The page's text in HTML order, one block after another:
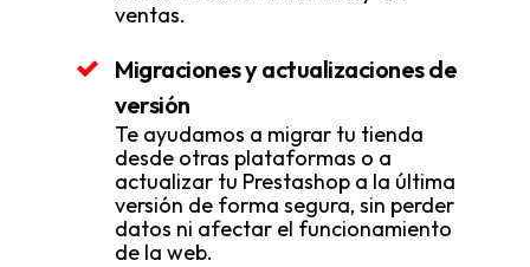
ventas.
Migraciones y actualizaciones de
versión
Te ayudamos a migrar tu tienda
desde otras plataformas o a
actualizar tu Prestashop a la última
versión de forma segura, sin perder
datos ni afectar el funcionamiento
de la web.